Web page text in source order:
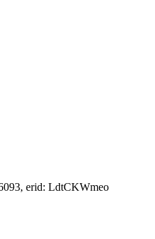
erid: LdtCKWmeo